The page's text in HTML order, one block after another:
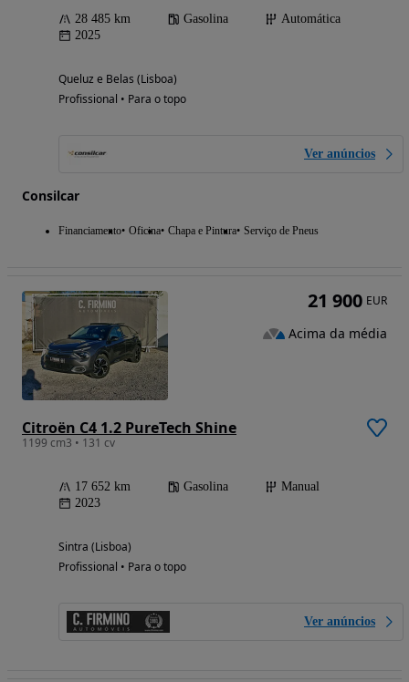
28 485 km Gasolina
Automática
2025
Queluz e Belas (Lisboa)
Profissional • Para o topo
Ver anúncios
Consilcar
Financiamento Oficina Chapa e Pintura Serviço de Pneus
Citroën C4 1.2 PureTech Shine
1199 cm3 • 131 cv
17 652 km Gasolina
Manual
2023
Sintra (Lisboa)
Profissional • Para o topo
Ver anúncios
21 900 EUR
Acima da média